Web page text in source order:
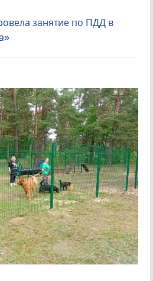
занятие по ПДД в